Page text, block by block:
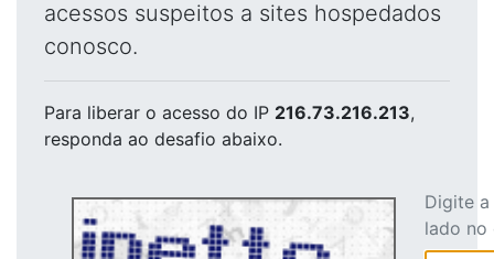
acessos suspeitos a sites hospedados
conosco.
Para liberar o acesso do IP 216.73.216.213,
responda ao desafio abaixo.
Digite
lado no